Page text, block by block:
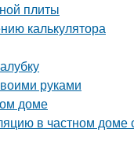
плиты
калькулятора
руками
доме
в частном доме